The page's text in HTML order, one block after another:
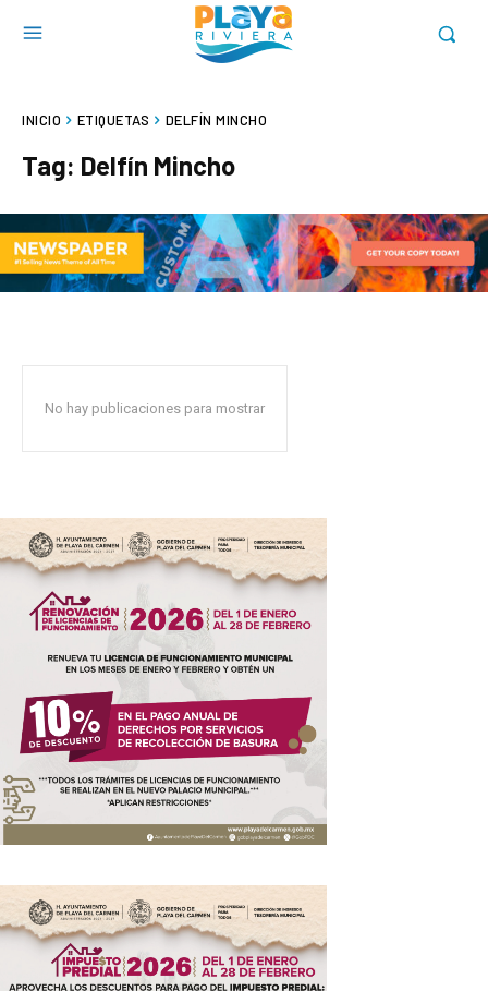
INICIO ETIQUETAS DELFÍN MINCHO
Tag: Delfín Mincho
No hay publicaciones para mostrar